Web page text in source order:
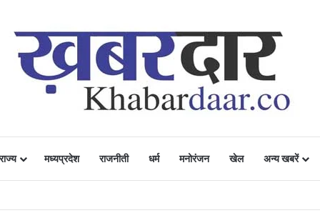
मध्यप्रदेश राजनीती धर्म मनोरंजन खेल अन्य खबरें
में उत्साह, नैनो डीएपी और नैनो यूरिया बने किसानों के भरोसेमंद कृषि साथी…..